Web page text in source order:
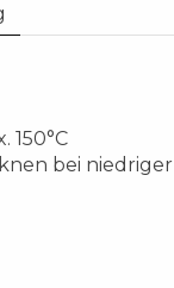
150°C
bei